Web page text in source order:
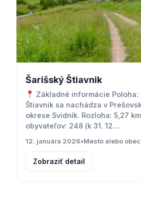
Šarišský Štiavnik
Základné informácie Poloha:
Štiavnik sa nachádza v
okrese Svidník. Rozloha: 5,27
obyvateľov: 248 (k 31. 12.…
12. januára 2026•Mesto alebo obec
Zobraziť detail